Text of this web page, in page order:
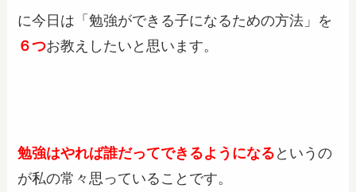
に今日は「勉強ができる子になるための方法」を
６つお教えしたいと思います。
勉強はやれば誰だってできるようになる というの
が私の常々思っていることです。